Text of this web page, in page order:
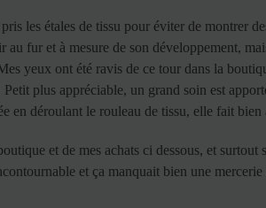
les étales de tissu pour éviter de montrer
au fur et à mesure de son développement,
yeux ont été ravis de ce tour dans la
plus appréciable, un grand soin est
en déroulant le rouleau de tissu, elle fait bien
et de mes achats ci dessous, et surtout
et ça manquait bien une